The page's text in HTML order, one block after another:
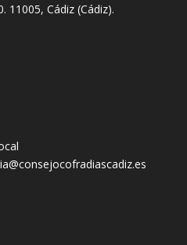
11005, Cádiz (Cádiz).